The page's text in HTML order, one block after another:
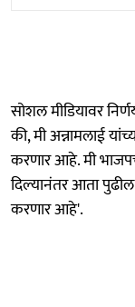
सोशल मीडियावर
की, मी अन्नामलाई
करणार आहे. मी
दिल्यानंतर आता
करणार आहे'.